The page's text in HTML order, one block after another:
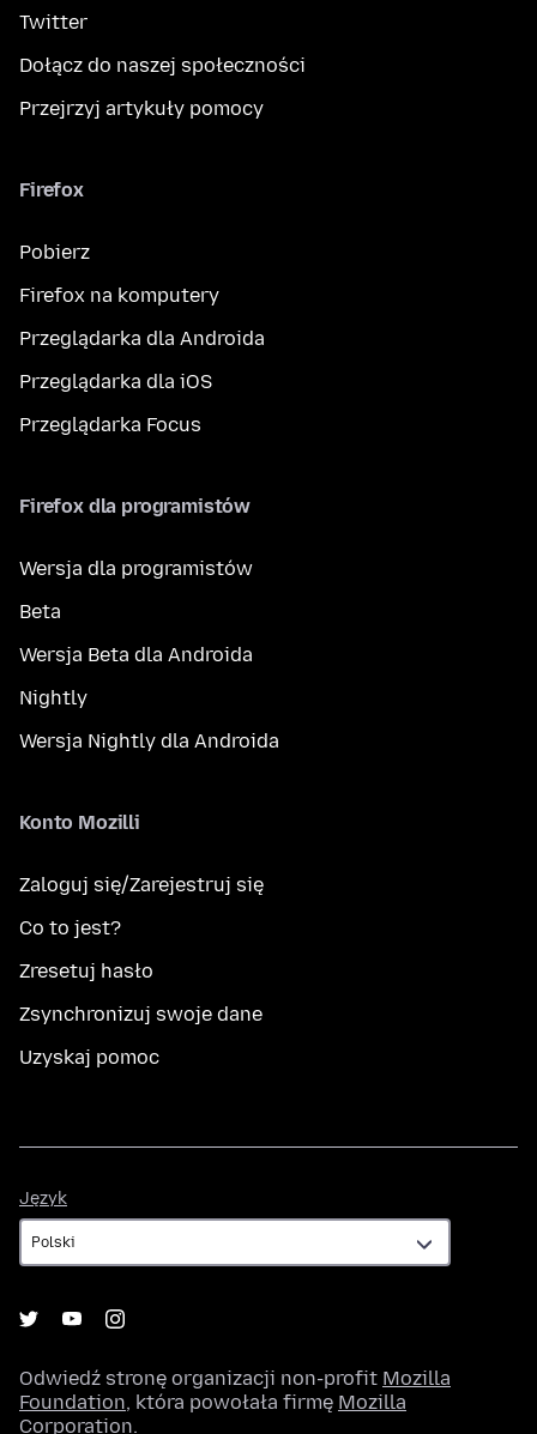
Twitter
Dołącz do naszej społeczności
Przejrzyj artykuły pomocy
Firefox
Pobierz
Firefox na komputery
Przeglądarka dla Androida
Przeglądarka dla iOS
Przeglądarka Focus
Firefox dla programistów
Wersja dla programistów
Beta
Wersja Beta dla Androida
Nightly
Wersja Nightly dla Androida
Konto Mozilli
Zaloguj się/Zarejestruj się
Co to jest?
Zresetuj hasło
Zsynchronizuj swoje dane
Uzyskaj pomoc
Język
Odwiedź stronę organizacji non-profit Mozilla
Foundation, która powołała firmę Mozilla
Corporation.